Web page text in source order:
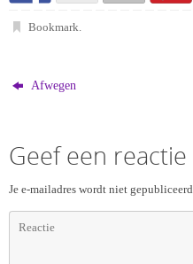
Bookmark
Afwegen
Geef een reactie
Je e-mailadres wordt niet gepubliceerd.